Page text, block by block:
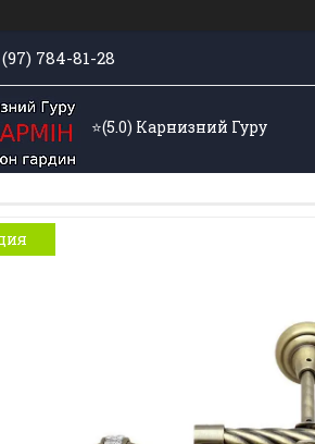
784-81-28
⭐️(5.0) Карнизний Гуру